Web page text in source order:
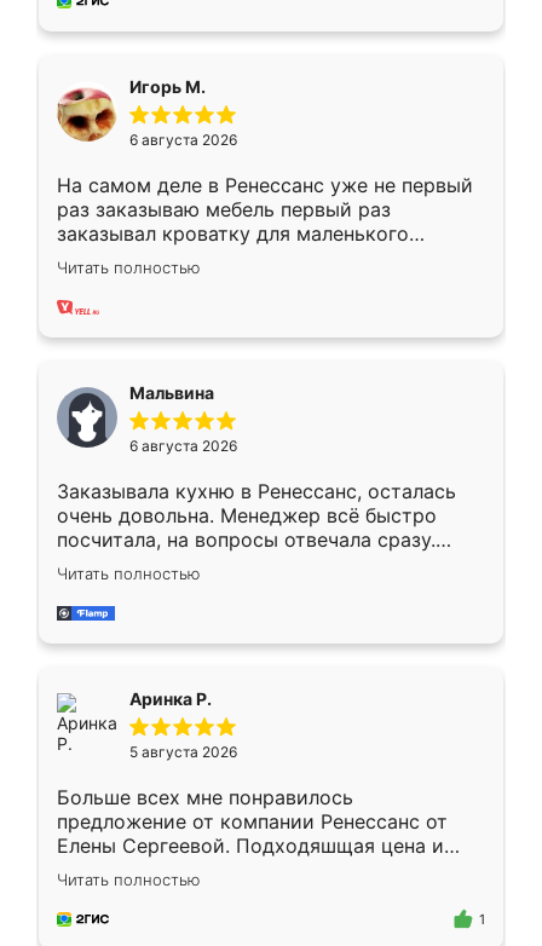
Игорь М.
6 августа 2026
На самом деле в Ренессанс уже не первый
раз заказываю мебель первый раз
заказывал кроватку для маленького
ребёнка при его рождении ,во второй раз
заказал шкаф-купе. По качеству очень
хорошее сборка достаточно быстрая,
меньше, здесь же он более разнообразный.
Мне нравится ,если что-то потребуется из
мебели буду заказывать только здесь.
Читать полностью
Мальвина
6 августа 2026
Заказывала кухню в Ренессанс, осталась
очень довольна. Менеджер всё быстро
посчитала, на вопросы отвечала сразу.
Замерщик приехал в субботу, подошёл к
делу со всей ответственностью. Собрали
за день, ребята работали аккуратно, даже
Читать полностью
Аринка Р.
5 августа 2026
Больше всех мне понравилось
предложение от компании Ренессанс от
Елены Сергеевой. Подходяшщая цена и
короткие сроки изготовления. Приехавший
для замера сотрудник Владислав
предложил по моему эскизу самый
Читать полностью
1